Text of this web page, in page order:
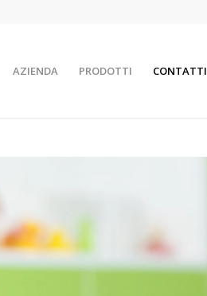
AZIENDA PRODOTTI CONTATTI